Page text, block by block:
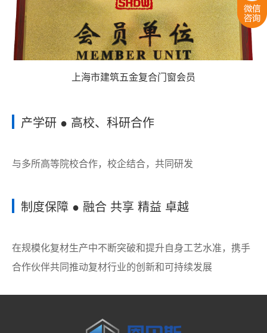
上海市建筑五金复合门窗会员
产学研 ● 高校、科研合作
与多所高等院校合作，校企结合，共同研发
制度保障 ● 融合 共享 精益 卓越
在规模化复材生产中不断突破和提升自身工艺水准，携手
合作伙伴共同推动复材行业的创新和可持续发展